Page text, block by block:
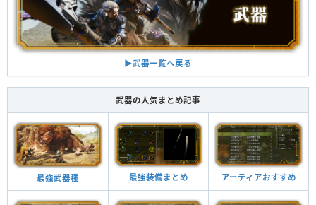
▶︎武器一覧へ戻る
武器の人気まとめ記事
最強武器種 最強装備まとめ アーティアおすすめ